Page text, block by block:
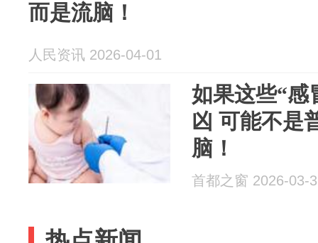
而是流脑！
人民资讯 2026-04-01
如果这些“感
凶 可能不是
脑！
首都之窗 2026-03-